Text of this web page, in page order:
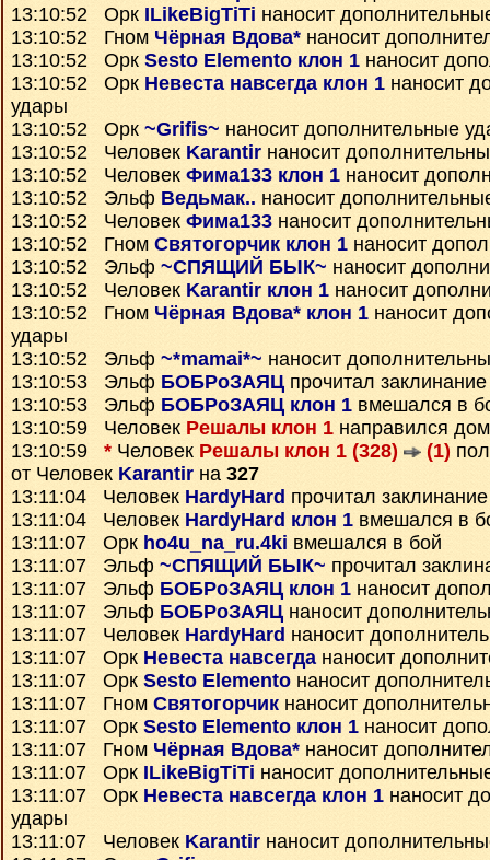
13:10:52 Орк ILikeBigTiTi наносит
13:10:52 Гном Чёрная Вдова* наносит
13:10:52 Орк Sesto Elemento клон 1 наносит
13:10:52 Орк Невеста навсегда клон 1 наносит
удары
13:10:52 Орк ~Grifis~ наносит дополнительные
13:10:52 Человек Karantir наносит
13:10:52 Человек Фима133 клон 1 наносит
13:10:52 Эльф Ведьмак.. наносит
13:10:52 Человек Фима133 наносит
13:10:52 Гном Святогорчик клон 1 наносит
13:10:52 Эльф ~СПЯЩИЙ БЫК~ наносит
13:10:52 Человек Karantir клон 1 наносит
13:10:52 Гном Чёрная Вдова* клон 1 наносит
удары
13:10:52 Эльф ~*mamai*~ наносит
13:10:53 Эльф БОБРоЗАЯЦ прочитал
13:10:53 Эльф БОБРоЗАЯЦ клон 1 вмешался в
13:10:59 Человек Решалы клон 1 направился
13:10:59 * Человек Решалы клон 1 (328) (1)
от Человек Karantir на 327
13:11:04 Человек HardyHard прочитал
13:11:04 Человек HardyHard клон 1 вмешался в
13:11:07 Орк ho4u_na_ru.4ki вмешался в бой
13:11:07 Эльф ~СПЯЩИЙ БЫК~ прочитал
13:11:07 Эльф БОБРоЗАЯЦ клон 1 наносит
13:11:07 Эльф БОБРоЗАЯЦ наносит
13:11:07 Человек HardyHard наносит
13:11:07 Орк Невеста навсегдананосит
13:11:07 Орк Sesto Elemento наносит
13:11:07 Гном Святогорчик наносит
13:11:07 Орк Sesto Elemento клон 1 наносит
13:11:07 Гном Чёрная Вдова* наносит
13:11:07 Орк ILikeBigTiTi наносит
13:11:07 Орк Невеста навсегда клон 1 наносит
удары
13:11:07 Человек Karantir наносит